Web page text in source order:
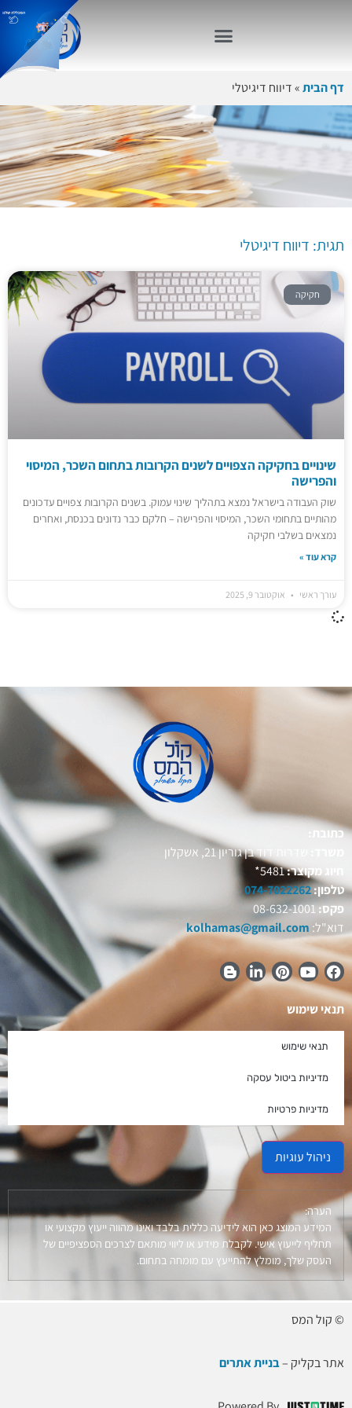
דף הבית»דיווח דיגיטלי
תגית: דיווח דיגיטלי
חקיקה
שינויים בחקיקה הצפויים לשנים הקרובות בתחום השכר, המיסוי
והפרישה
שוק העבודה בישראל נמצא בתהליך שינוי עמוק. בשנים הקרובות צפויים עדכונים
מהותיים בתחומי השכר, המיסוי והפרישה – חלקם כבר נדונים בכנסת, ואחרים
נמצאים בשלבי חקיקה
קרא עוד »
עורך ראשי אוקטובר 9, 2025
כתובת:
משרד:
שדרות דוד בן גוריון 21, אשקלון
חיוג מקוצר:5481*
טלפון:074-7022262
פקס:08-632-1001
דוא"ל: kolhamas@gmail.com
תנאי שימוש
תנאי שימוש
מדיניות ביטול עסקה
מדיניות פרטיות
ניהול עוגיות
הערה:
המידע המוצג כאן הוא לידיעה כללית בלבד ואינו מהווה ייעוץ מקצועי או
תחליף לייעוץ אישי. לקבלת מידע או ליווי מותאם לצרכים הספציפיים של
העסק שלך, מומלץ להתייעץ עם מומחה בתחום.
© קול המס
אתר בקליק –בניית אתרים